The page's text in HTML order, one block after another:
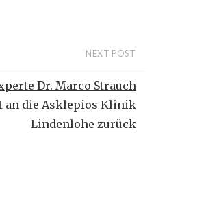
NEXT POST
Dr. Marco Strauch
an die Asklepios Klinik
Lindenlohe zurück